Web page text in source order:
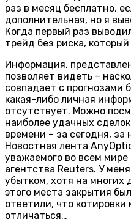
раз в месяц бесплатно,
дополнительная, но я
Когда первый раз
трейд без риска,
Информация,
позволяет видеть –
совпадает с прогнозами
какая-либо личная
отсутствует. Можно
наиболее удачных
времени – за сегодня, за
Новостная лента
уважаемого во всем
агентства Reuters. У
убытком, хотя на многих
этого места закрытия
ответили, что
отличаться…